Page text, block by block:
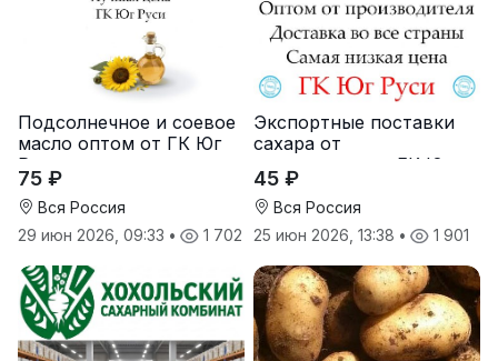
Подсолнечное и соевое
масло оптом от ГК Юг
Руси
75 ₽
Вся Россия
29 июн 2026, 09:33 • 1 702
Экспортные поставки
сахара от
производителя ГК Юг
Руси
45 ₽
Вся Россия
25 июн 2026, 13:38 • 1 901